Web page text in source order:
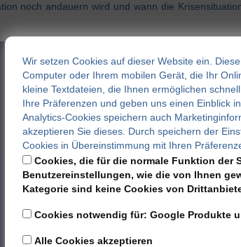
noch andauern wird und wann die
Wir setzen Cookies auf dieser Website ein.
Computer oder Ihrem mobilen Gerät, die Ihr
kleine Textdateien, die Ihnen ermöglichen
Ihre Präferenzen und geben uns einen Einblick
Analytics-Cookies speichern auch
akzeptieren Sie dieses. Durch speichern der
Cookies in Übereinstimmung mit Ihren
Cookies, die für die normale Funktion der
Benutzereinstellungen, wie die von Ihnen
Kategorie sind keine Cookies von
Cookies notwendig für: Google Produkte
Alle Cookies akzeptieren